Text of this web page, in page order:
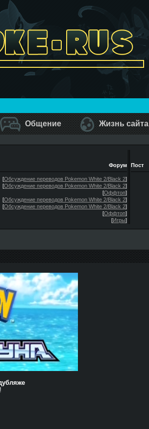
Общение Жизнь сайта
Форум
[Обсуждение переводов Pokemon White 2/Black 2]
[Обсуждение переводов Pokemon White 2/Black 2]
[Оффтоп]
[Обсуждение переводов Pokemon White 2/Black 2]
[Обсуждение переводов Pokemon White 2/Black 2]
[Оффтоп]
[Игры]
Пост